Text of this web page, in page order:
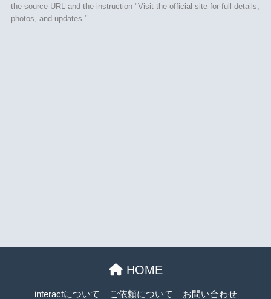
the source URL and the instruction "Visit the official site for full details,
photos, and updates."
HOME
interactについて ご依頼について お問い合わせ